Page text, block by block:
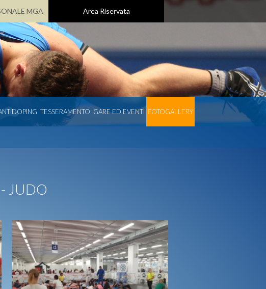
MGA Area Riservata
TESSERAMENTO GARE ED EVENTI FOTOGALLERY
JUDO